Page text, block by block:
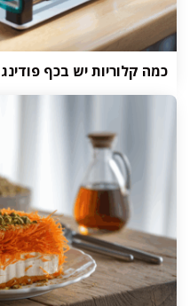
כמה קלוריות יש בכף